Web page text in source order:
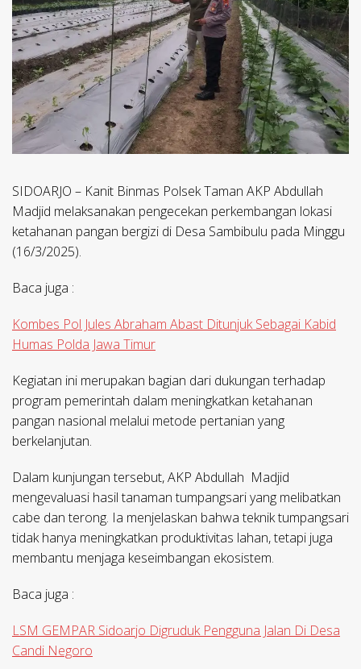
SIDOARJO – Kanit Binmas Polsek Taman AKP Abdullah
Madjid melaksanakan pengecekan perkembangan lokasi
ketahanan pangan bergizi di Desa Sambibulu pada Minggu
(16/3/2025).
Baca juga :
Kombes Pol Jules Abraham Abast Ditunjuk Sebagai Kabid
Humas Polda Jawa Timur
Kegiatan ini merupakan bagian dari dukungan terhadap
program pemerintah dalam meningkatkan ketahanan
pangan nasional melalui metode pertanian yang
berkelanjutan.
Dalam kunjungan tersebut, AKP Abdullah Madjid
mengevaluasi hasil tanaman tumpangsari yang melibatkan
cabe dan terong. Ia menjelaskan bahwa teknik tumpangsari
tidak hanya meningkatkan produktivitas lahan, tetapi juga
membantu menjaga keseimbangan ekosistem.
Baca juga :
LSM GEMPAR Sidoarjo Digruduk Pengguna Jalan Di Desa
Candi Negoro